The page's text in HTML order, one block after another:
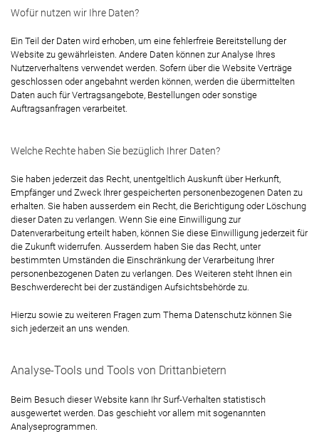
Wofür nutzen wir Ihre Daten?
Ein Teil der Daten wird erhoben, um eine fehlerfreie Bereitstellung der
Website zu gewährleisten. Andere Daten können zur Analyse Ihres
Nutzerverhaltens verwendet werden. Sofern über die Website Verträge
geschlossen oder angebahnt werden können, werden die übermittelten
Daten auch für Vertragsangebote, Bestellungen oder sonstige
Auftragsanfragen verarbeitet.
Welche Rechte haben Sie bezüglich Ihrer Daten?
Sie haben jederzeit das Recht, unentgeltlich Auskunft über Herkunft,
Empfänger und Zweck Ihrer gespeicherten personenbezogenen Daten zu
erhalten. Sie haben ausserdem ein Recht, die Berichtigung oder Löschung
dieser Daten zu verlangen. Wenn Sie eine Einwilligung zur
Datenverarbeitung erteilt haben, können Sie diese Einwilligung jederzeit für
die Zukunft widerrufen. Ausserdem haben Sie das Recht, unter
bestimmten Umständen die Einschränkung der Verarbeitung Ihrer
personenbezogenen Daten zu verlangen. Des Weiteren steht Ihnen ein
Beschwerderecht bei der zuständigen Aufsichtsbehörde zu.
Hierzu sowie zu weiteren Fragen zum Thema Datenschutz können Sie
sich jederzeit an uns wenden.
Analyse-Tools und Tools von Dritt­anbietern
Beim Besuch dieser Website kann Ihr Surf-Verhalten statistisch
ausgewertet werden. Das geschieht vor allem mit sogenannten
Analyseprogrammen.